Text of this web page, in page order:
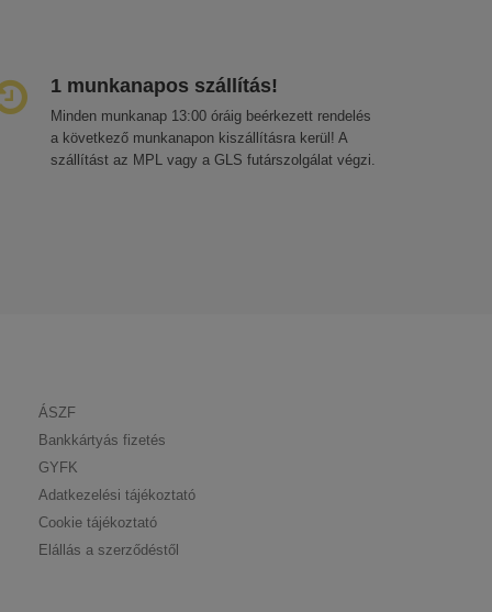
1 munkanapos szállítás!
Minden munkanap 13:00 óráig beérkezett rendelés
a következő munkanapon kiszállításra kerül! A
szállítást az MPL vagy a GLS futárszolgálat végzi.
ÁSZF
Bankkártyás fizetés
GYFK
Adatkezelési tájékoztató
Cookie tájékoztató
Elállás a szerződéstől